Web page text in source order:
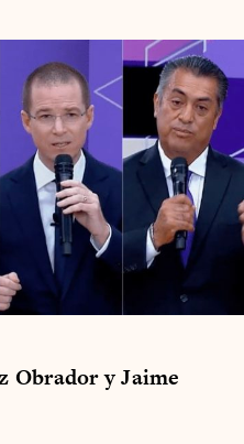
Obrador y Jaime